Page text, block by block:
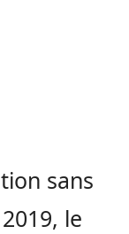
sans
le